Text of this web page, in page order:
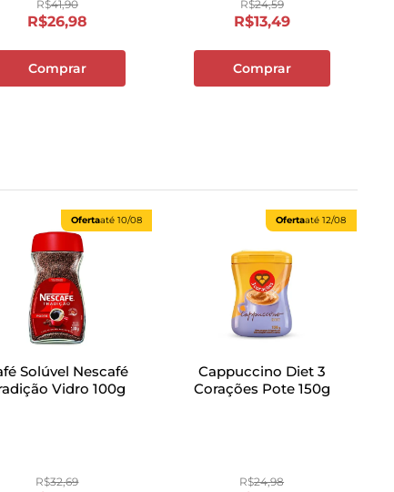
R$41,90
R$26,98
Comprar
R$24,59
R$13,49
Comprar
Ofertaaté10/08
Solúvel Nescafé
Vidro 100g
R$32,69
Ofertaaté12/08
Cappuccino Diet 3
Corações Pote 150g
R$24,98